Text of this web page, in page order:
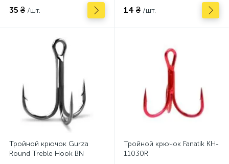
35 ₴ /шт. 14 ₴ /шт.
Тройной крючок Gurza
Round Treble Hook BN
Тройной крючок Fanatik KH-
11030R